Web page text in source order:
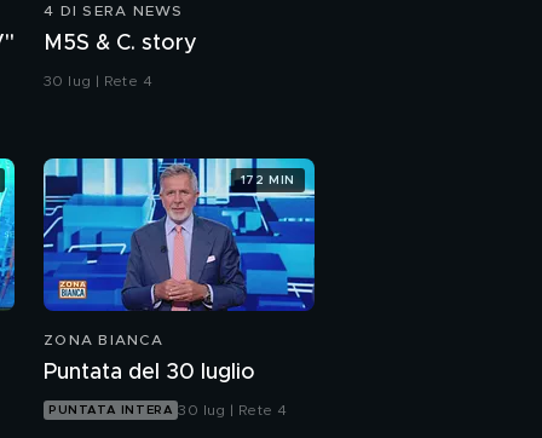
Aumenta anche il
prezzo della carne
4 DI SERA NEWS
M5S & C. story
30 lug | Rete 4
ZONA BIANCA
Puntata del 30 luglio
PUNTATA INTERA 30 lug | Rete 4
172 MIN